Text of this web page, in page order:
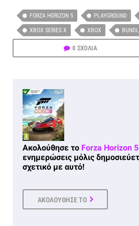
FORZA HORIZON 5 PLAYGROUND
XBOX SERIES X XBOX
0 ΣΧΟΛΙΑ
Ακολούθησε το Forza Horizon 5
ενημερώσεις μόλις
σχετικό με αυτό!
ΑΚΟΛΟΥΘΗΣΕ ΤΟ